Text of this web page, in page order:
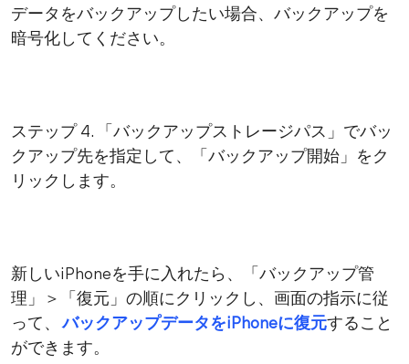
データをバックアップしたい場合、バックアップを
暗号化してください。
ステップ 4. 「バックアップストレージパス」でバッ
クアップ先を指定して、「バックアップ開始」をク
リックします。
新しいiPhoneを手に入れたら、「バックアップ管
理」＞「復元」の順にクリックし、画面の指示に従
って、 バックアップデータをiPhoneに復元すること
ができます。